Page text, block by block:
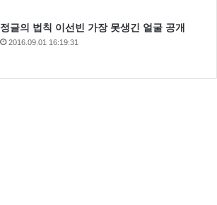
정글의 법칙 이선빈 가장 못생긴 얼굴 공개
2016.09.01 16:19:31